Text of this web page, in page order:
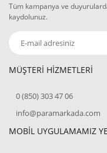
Tüm kampanya ve
kaydolunuz.
MÜŞTERİ HİZMETLERİ
0 (850) 303 47 06
info@paramarkada.com
MOBİL UYGULAMAMIZ